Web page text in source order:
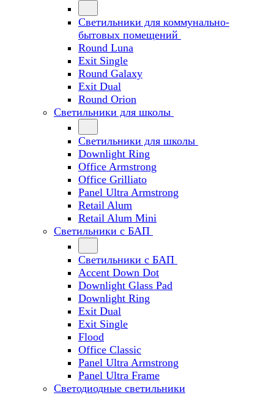
Светильники для коммунально-
бытовых помещений
Round Luna
Exit Single
Round Galaxy
Exit Dual
Round Orion
Светильники для школы
Светильники для школы
Downlight Ring
Office Armstrong
Office Grilliato
Panel Ultra Armstrong
Retail Alum
Retail Alum Mini
Светильники с БАП
Светильники с БАП
Accent Down Dot
Downlight Glass Pad
Downlight Ring
Exit Dual
Exit Single
Flood
Office Classic
Panel Ultra Armstrong
Panel Ultra Frame
Светодиодные светильники